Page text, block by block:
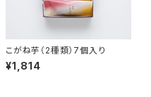
こがね芋（2種類）7個入り
¥1,814